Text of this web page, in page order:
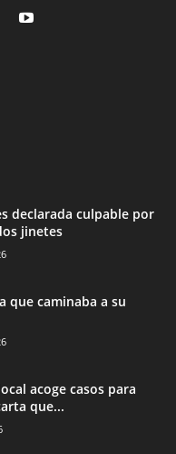
declarada culpable por
jinetes
que caminaba a su
acoge casos para
que...